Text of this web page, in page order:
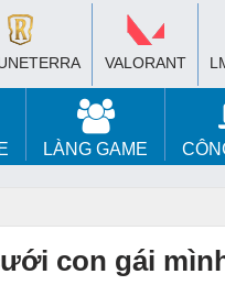
VALORANT
LÀNG GAME
con gái